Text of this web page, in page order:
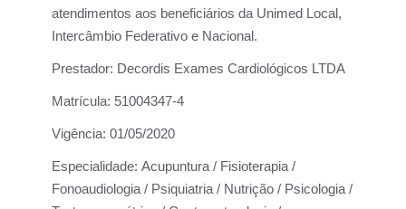
atendimentos aos beneficiários da Unimed Local,
Intercâmbio Federativo e Nacional.
Prestador: Decordis Exames Cardiológicos LTDA
Matrícula: 51004347-4
Vigência: 01/05/2020
Especialidade: Acupuntura / Fisioterapia /
Fonoaudiologia / Psiquiatria / Nutrição / Psicologia /